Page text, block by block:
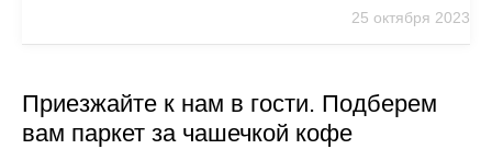
25 октября 2023
Приезжайте к нам в гости. Подберем
вам паркет за чашечкой кофе